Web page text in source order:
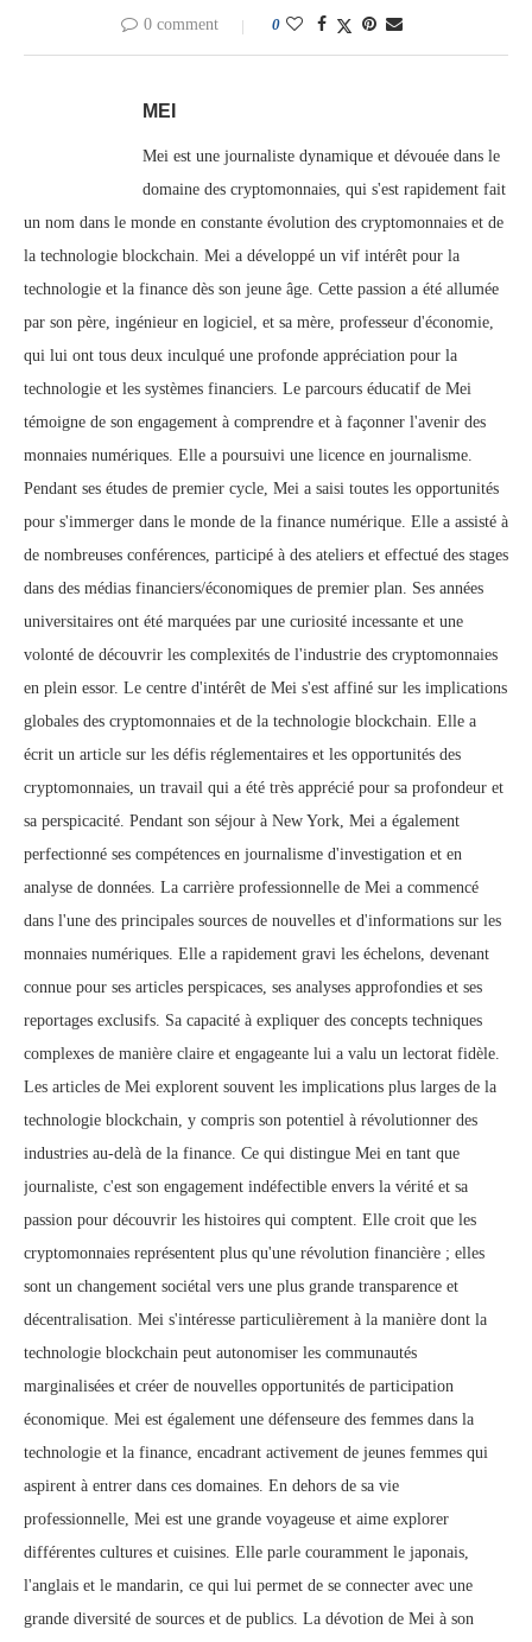
0 comment 0
MEI
Mei est une journaliste dynamique et dévouée dans le
domaine des cryptomonnaies, qui s'est rapidement fait
un nom dans le monde en constante évolution des cryptomonnaies et de
la technologie blockchain. Mei a développé un vif intérêt pour la
technologie et la finance dès son jeune âge. Cette passion a été allumée
par son père, ingénieur en logiciel, et sa mère, professeur d'économie,
qui lui ont tous deux inculqué une profonde appréciation pour la
technologie et les systèmes financiers. Le parcours éducatif de Mei
témoigne de son engagement à comprendre et à façonner l'avenir des
monnaies numériques. Elle a poursuivi une licence en journalisme.
Pendant ses études de premier cycle, Mei a saisi toutes les opportunités
pour s'immerger dans le monde de la finance numérique. Elle a assisté à
de nombreuses conférences, participé à des ateliers et effectué des stages
dans des médias financiers/économiques de premier plan. Ses années
universitaires ont été marquées par une curiosité incessante et une
volonté de découvrir les complexités de l'industrie des cryptomonnaies
en plein essor. Le centre d'intérêt de Mei s'est affiné sur les implications
globales des cryptomonnaies et de la technologie blockchain. Elle a
écrit un article sur les défis réglementaires et les opportunités des
cryptomonnaies, un travail qui a été très apprécié pour sa profondeur et
sa perspicacité. Pendant son séjour à New York, Mei a également
perfectionné ses compétences en journalisme d'investigation et en
analyse de données. La carrière professionnelle de Mei a commencé
dans l'une des principales sources de nouvelles et d'informations sur les
monnaies numériques. Elle a rapidement gravi les échelons, devenant
connue pour ses articles perspicaces, ses analyses approfondies et ses
reportages exclusifs. Sa capacité à expliquer des concepts techniques
complexes de manière claire et engageante lui a valu un lectorat fidèle.
Les articles de Mei explorent souvent les implications plus larges de la
technologie blockchain, y compris son potentiel à révolutionner des
industries au-delà de la finance. Ce qui distingue Mei en tant que
journaliste, c'est son engagement indéfectible envers la vérité et sa
passion pour découvrir les histoires qui comptent. Elle croit que les
cryptomonnaies représentent plus qu'une révolution financière ; elles
sont un changement sociétal vers une plus grande transparence et
décentralisation. Mei s'intéresse particulièrement à la manière dont la
technologie blockchain peut autonomiser les communautés
marginalisées et créer de nouvelles opportunités de participation
économique. Mei est également une défenseure des femmes dans la
technologie et la finance, encadrant activement de jeunes femmes qui
aspirent à entrer dans ces domaines. En dehors de sa vie
professionnelle, Mei est une grande voyageuse et aime explorer
différentes cultures et cuisines. Elle parle couramment le japonais,
l'anglais et le mandarin, ce qui lui permet de se connecter avec une
grande diversité de sources et de publics. La dévotion de Mei à son